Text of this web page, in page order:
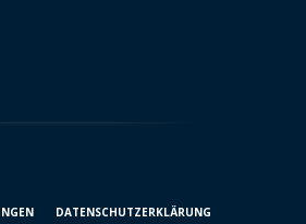
DATENSCHUTZ­ERKLÄRUNG